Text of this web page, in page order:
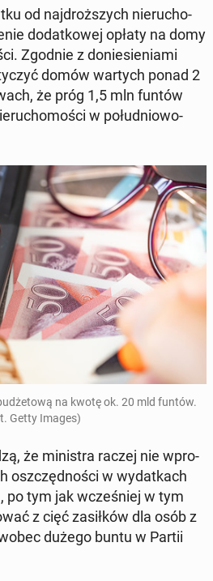
od naj­droż­szych nie­ru­cho­
do­dat­ko­wej opłaty na domy
Zgodnie z do­nie­sie­nia­mi
domów wartych ponad 2
że próg 1,5 mln funtów
w po­łu­dnio­wo-
na kwotę ok. 20 mld funtów.
Getty Images)
że mi­ni­stra raczej nie wpro­
oszczęd­no­ści w wy­dat­kach
po tym jak wcze­śniej w tym
z cięć za­sił­ków dla osób z
dużego buntu w Partii